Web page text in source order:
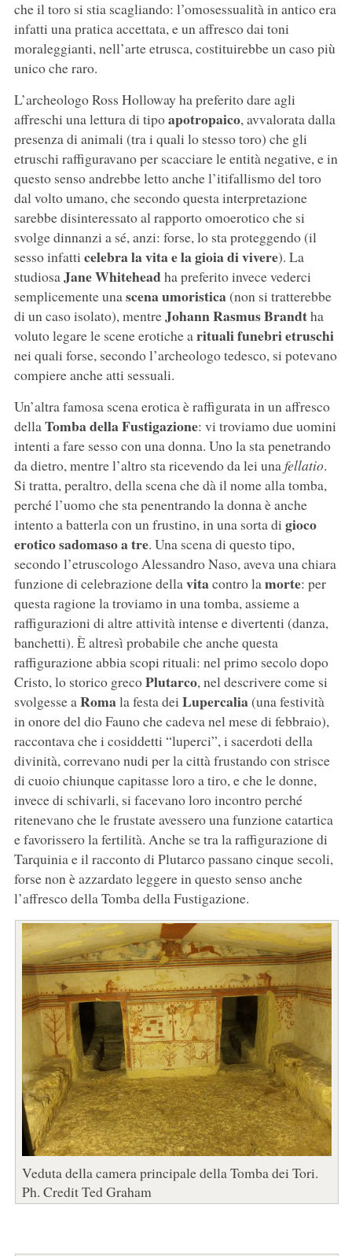
che il toro si stia scagliando: l’omosessualità in antico era
infatti una pratica accettata, e un affresco dai toni
moraleggianti, nell’arte etrusca, costituirebbe un caso più
unico che raro.
L’archeologo Ross Holloway ha preferito dare agli
affreschi una lettura di tipoapotropaico, avvalorata dalla
presenza di animali (tra i quali lo stesso toro) che gli
etruschi raffiguravano per scacciare le entità negative, e in
questo senso andrebbe letto anche l’itifallismo del toro
dal volto umano, che secondo questa interpretazione
sarebbe disinteressato al rapporto omoerotico che si
svolge dinnanzi a sé, anzi: forse, lo sta proteggendo (il
sesso infatti celebra la vita e la gioia di vivere). La
studiosaJane Whiteheadha preferito invece vederci
semplicemente unascena umoristica(non si tratterebbe
di un caso isolato), mentreJohann Rasmus Brandtha
voluto legare le scene erotiche arituali funebri etruschi
nei quali forse, secondo l’archeologo tedesco, si potevano
compiere anche atti sessuali.
Un’altra famosa scena erotica è raffigurata in un affresco
dellaTomba della Fustigazione: vi troviamo due uomini
intenti a fare sesso con una donna. Uno la sta penetrando
da dietro, mentre l’altro sta ricevendo da lei unafellatio.
Si tratta, peraltro, della scena che dà il nome alla tomba,
perché l’uomo che sta penentrando la donna è anche
intento a batterla con un frustino, in una sorta di gioco
erotico sadomaso a tre. Una scena di questo tipo,
secondo l’etruscologo Alessandro Naso, aveva una chiara
funzione di celebrazione dellavitacontro lamorte: per
questa ragione la troviamo in una tomba, assieme a
raffigurazioni di altre attività intense e divertenti (danza,
banchetti). È altresì probabile che anche questa
raffigurazione abbia scopi rituali: nel primo secolo dopo
Cristo, lo storico grecoPlutarco, nel descrivere come si
svolgesse aRomala festa dei Lupercalia(una festività
in onore del dio Fauno che cadeva nel mese di febbraio),
raccontava che i cosiddetti “luperci”, i sacerdoti della
divinità, correvano nudi per la città frustando con strisce
di cuoio chiunque capitasse loro a tiro, e che le donne,
invece di schivarli, si facevano loro incontro perché
ritenevano che le frustate avessero una funzione catartica
e favorissero la fertilità. Anche se tra la raffigurazione di
Tarquinia e il racconto di Plutarco passano cinque secoli,
forse non è azzardato leggere in questo senso anche
l’affresco della Tomba della Fustigazione.
Veduta della camera principale della Tomba dei Tori.
Ph. Credit Ted Graham